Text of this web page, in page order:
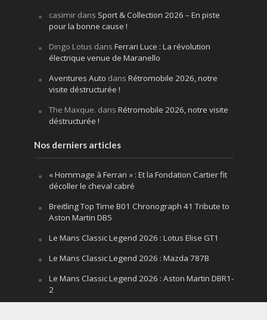
casimirdans Sport & Collection 2026 – En piste
pour la bonne cause !
Dingo Lotus dans Ferrari Luce : La révolution
électrique venue de Maranello
Aventures Auto dans Rétromobile 2026, notre
visite déstructurée !
The Maxque. dans Rétromobile 2026, notre visite
déstructurée !
Nos derniers articles
« Hommage à Ferrari » : Et la Fondation Cartier fit
décoller le cheval cabré
Breitling Top Time B01 Chronograph 41 Tribute to
Aston Martin DB5
Le Mans Classic Legend 2026 : Lotus Elise GT1
Le Mans Classic Legend 2026 : Mazda 787B
Le Mans Classic Legend 2026 : Aston Martin DBR1-
2